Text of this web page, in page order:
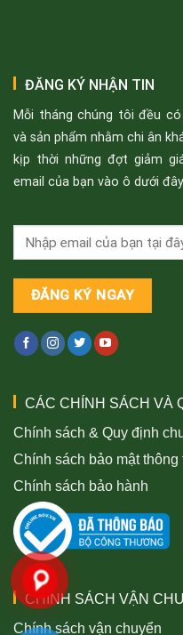
ĐĂNG KÝ NHẬN TIN
Mỗi tháng chúng tôi đều
và sản phẩm nhằm chi ân
kịp thời những đợt giảm
email của bạn vào ô dưới
CÁC CHÍNH SÁCH VÀ
Chính sách & Quy định
Chính sách bảo mật thông
Chính sách bảo hành
CHÍNH SÁCH VẬN
Chính sách vận chuyển